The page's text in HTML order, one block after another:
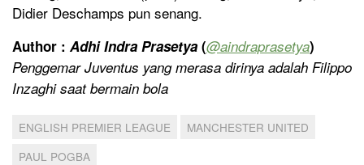
Didier Deschamps pun senang.
Author : Adhi Indra Prasetya (@aindraprasetya)
Penggemar Juventus yang merasa dirinya adalah Filippo
Inzaghi saat bermain bola
ENGLISH PREMIER LEAGUE
MANCHESTER UNITED
PAUL POGBA